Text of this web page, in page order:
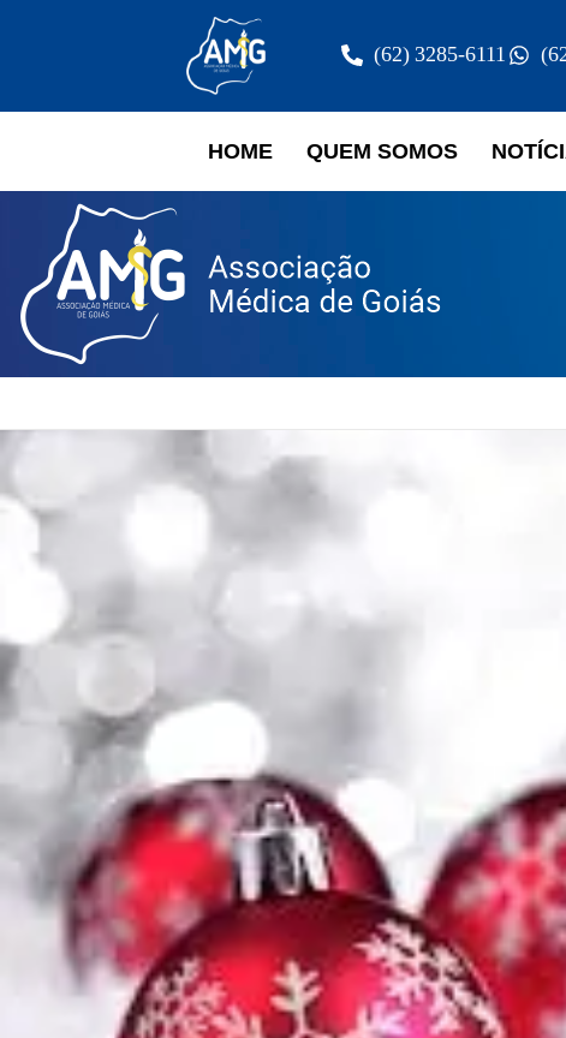
(62) 3285-6111
HOME QUEM SOMOS